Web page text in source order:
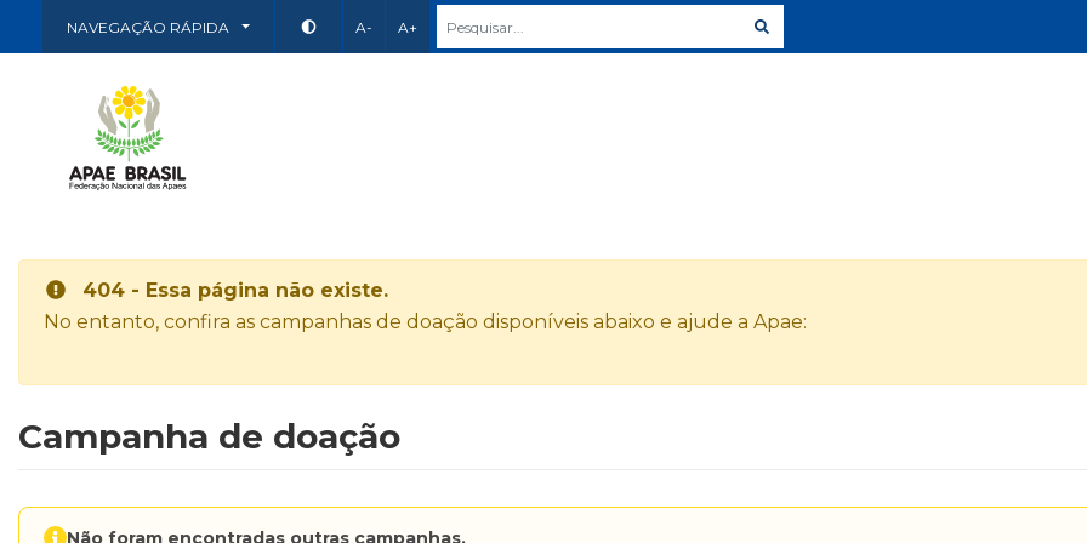
NAVEGAÇÃO RÁPIDA A- A+
404 - Essa página não existe.
No entanto, confira as campanhas de doação disponíveis abaixo e ajude a Apae:
Campanha de doação
Não foram encontradas outras campanhas.